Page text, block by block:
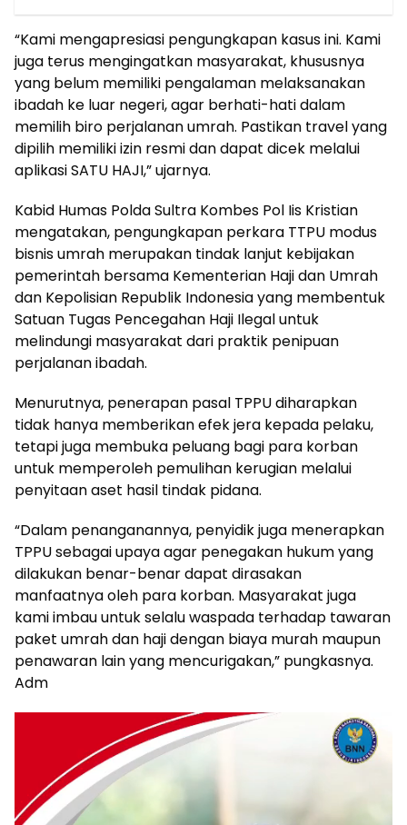
“Kami mengapresiasi pengungkapan kasus ini. Kami
juga terus mengingatkan masyarakat, khususnya
yang belum memiliki pengalaman melaksanakan
ibadah ke luar negeri, agar berhati-hati dalam
memilih biro perjalanan umrah. Pastikan travel yang
dipilih memiliki izin resmi dan dapat dicek melalui
aplikasi SATU HAJI,” ujarnya.
Kabid Humas Polda Sultra Kombes Pol Iis Kristian
mengatakan, pengungkapan perkara TTPU modus
bisnis umrah merupakan tindak lanjut kebijakan
pemerintah bersama Kementerian Haji dan Umrah
dan Kepolisian Republik Indonesia yang membentuk
Satuan Tugas Pencegahan Haji Ilegal untuk
melindungi masyarakat dari praktik penipuan
perjalanan ibadah.
Menurutnya, penerapan pasal TPPU diharapkan
tidak hanya memberikan efek jera kepada pelaku,
tetapi juga membuka peluang bagi para korban
untuk memperoleh pemulihan kerugian melalui
penyitaan aset hasil tindak pidana.
“Dalam penanganannya, penyidik juga menerapkan
TPPU sebagai upaya agar penegakan hukum yang
dilakukan benar-benar dapat dirasakan
manfaatnya oleh para korban. Masyarakat juga
kami imbau untuk selalu waspada terhadap tawaran
paket umrah dan haji dengan biaya murah maupun
penawaran lain yang mencurigakan,” pungkasnya.
Adm